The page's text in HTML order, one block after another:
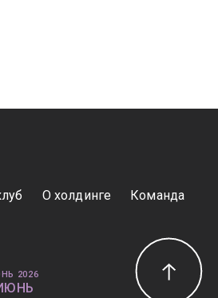
О холдинге Команда
2026